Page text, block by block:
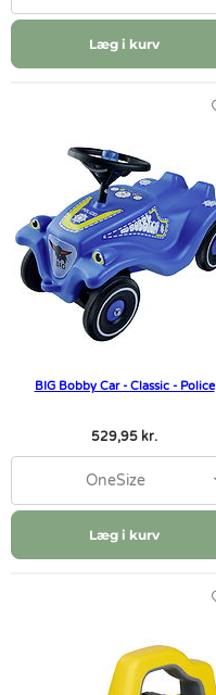
Læg i kurv
BIG Bobby Car - Classic - Police
529,95 kr.
OneSize
Læg i kurv